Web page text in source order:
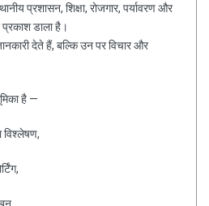
प्रशासन, शिक्षा, रोजगार, पर्यावरण और
डाला है।
देते हैं, बल्कि उन पर विचार और
है —
विश्लेषण,